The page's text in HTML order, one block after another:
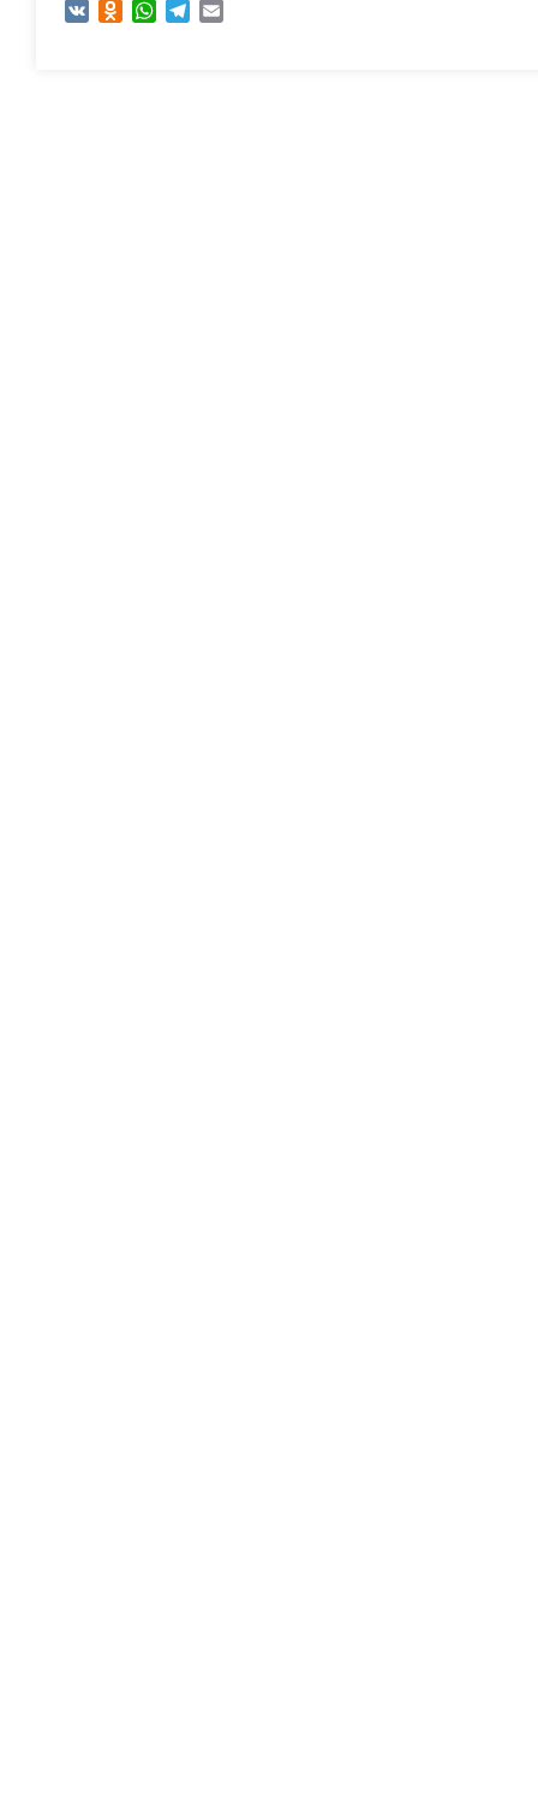
VK Odnoklassniki
WhatsAppTelegram